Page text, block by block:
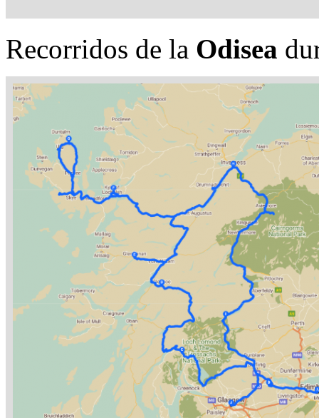
Recorridos de la Odisea